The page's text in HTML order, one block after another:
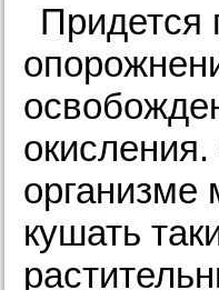
Придется
кушать